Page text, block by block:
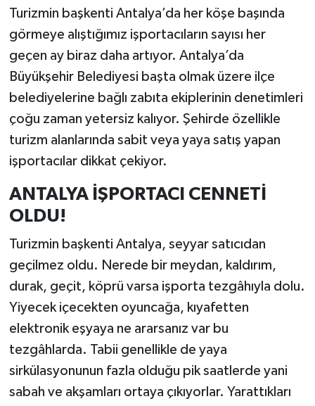
Turizmin başkenti Antalya’da her köşe başında
görmeye alıştığımız işportacıların sayısı her
geçen ay biraz daha artıyor. Antalya’da
Büyükşehir Belediyesi başta olmak üzere ilçe
belediyelerine bağlı zabıta ekiplerinin denetimleri
çoğu zaman yetersiz kalıyor. Şehirde özellikle
turizm alanlarında sabit veya yaya satış yapan
işportacılar dikkat çekiyor.
ANTALYA İŞPORTACI CENNETİ
OLDU!
Turizmin başkenti Antalya, seyyar satıcıdan
geçilmez oldu. Nerede bir meydan, kaldırım,
durak, geçit, köprü varsa işporta tezgâhıyla dolu.
Yiyecek içecekten oyuncağa, kıyafetten
elektronik eşyaya ne ararsanız var bu
tezgâhlarda. Tabii genellikle de yaya
sirkülasyonunun fazla olduğu pik saatlerde yani
sabah ve akşamları ortaya çıkıyorlar. Yarattıkları